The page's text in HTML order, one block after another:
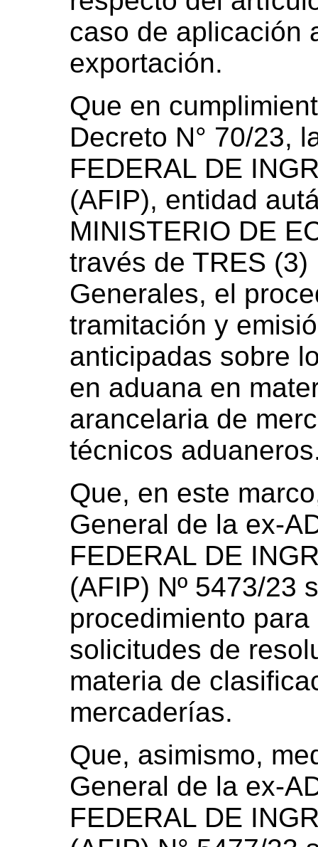
caso de aplicación
exportación.
Que en
Decreto N° 70/23,
FEDERAL DE
(AFIP), entidad
MINISTERIO DE
través de TRES
Generales, el
tramitación y
anticipadas sobre
en aduana en
arancelaria de
técnicos
Que, en este
General de la ex-
FEDERAL DE
(AFIP) Nº 5473/23
procedimiento
solicitudes de
materia de
mercaderías.
Que, asimismo,
General de la ex-
FEDERAL DE